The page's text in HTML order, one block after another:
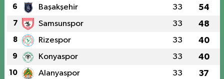
6 Başakşehir 33 54
7 Samsunspor 33 48
8 Rizespor 33 40
9 Konyaspor 33 40
10 Alanyaspor 33 37